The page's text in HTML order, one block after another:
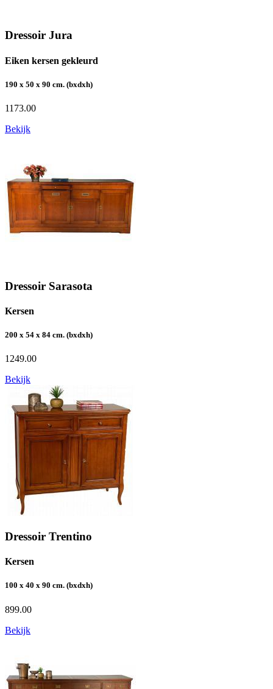
Dressoir Jura
Eiken kersen gekleurd
190 x 50 x 90 cm. (bxdxh)
1173.00
Bekijk
Dressoir Sarasota
Kersen
200 x 54 x 84 cm. (bxdxh)
1249.00
Bekijk
Dressoir Trentino
Kersen
100 x 40 x 90 cm. (bxdxh)
899.00
Bekijk